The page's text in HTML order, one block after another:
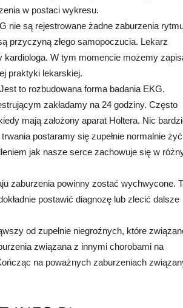
w postaci wykresu.
nie są rejestrowane żadne zaburzenia
przyczyną złego samopoczucia. Lekarz
W tym momencie możemy
praktyki lekarskiej.
to rozbudowana forma badania EKG.
zakładamy na 24 godziny. Często
mają założony aparat Holtera. Nic
postaramy się zupełnie normalnie
jak nasze serce zachowuje się w
zaburzenia powinny zostać wychwycone.
postawić diagnozę lub zlecić dalsze
od zupełnie niegroźnych, które
związana z innymi chorobami na
na poważnych zaburzeniach